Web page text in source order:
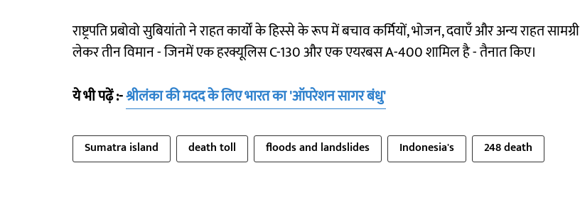
राष्ट्रपति प्रबोवो सुबियांतो ने राहत कार्यों के हिस्से के रूप में बचाव कर्मियों, भोजन, दवाएँ और अन्य राहत सामग्री
लेकर तीन विमान - जिनमें एक हरक्यूलिस C-130 और एक एयरबस A-400 शामिल है - तैनात किए।
ये भी पढ़ें :-श्रीलंका की मदद के लिए भारत का 'ऑपरेशन सागर बंधु'
Sumatra island death toll floods and landslides Indonesia's 248 death